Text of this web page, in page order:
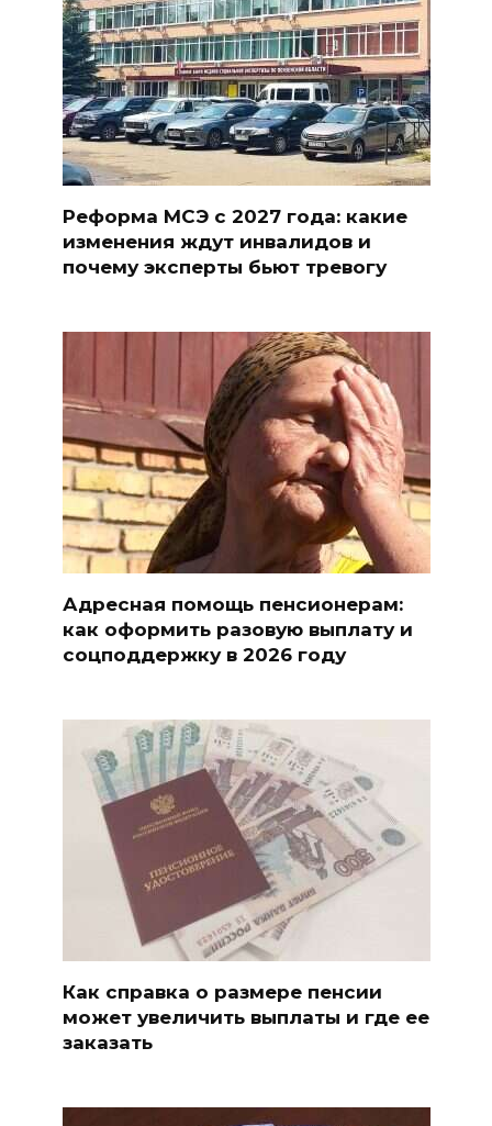
Реформа МСЭ с 2027 года: какие
изменения ждут инвалидов и
почему эксперты бьют тревогу
Адресная помощь пенсионерам:
как оформить разовую выплату и
соцподдержку в 2026 году
Как справка о размере пенсии
может увеличить выплаты и где ее
заказать